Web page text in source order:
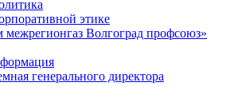
этике
Волгоград профсоюз»
генерального директора